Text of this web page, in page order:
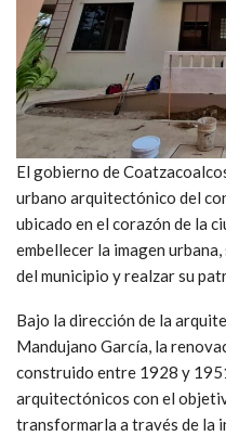
El gobierno de
urbano arquitectónico del
ubicado en el corazón de la
embellecer la imagen
del municipio y realzar su
Bajo la dirección de la
Mandujano García, la
construido entre 1928 y
arquitectónicos con el
transformarla a través de la